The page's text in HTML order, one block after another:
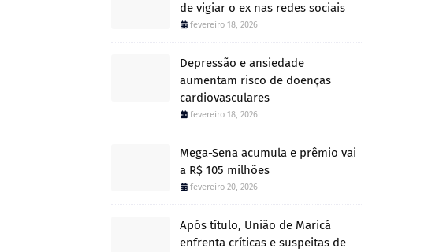
de vigiar o ex nas redes sociais
fevereiro 18, 2026
Depressão e ansiedade
aumentam risco de doenças
cardiovasculares
fevereiro 18, 2026
Mega-Sena acumula e prêmio vai
a R$ 105 milhões
fevereiro 20, 2026
Após título, União de Maricá
enfrenta críticas e suspeitas de